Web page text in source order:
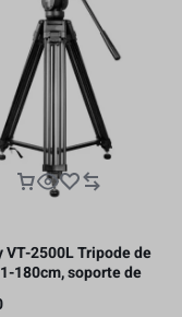
VT-2500L Tripode de
180cm, soporte de